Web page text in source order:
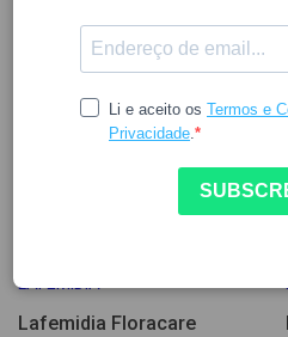
LAFEMIDIA
Lafemidia Floracare